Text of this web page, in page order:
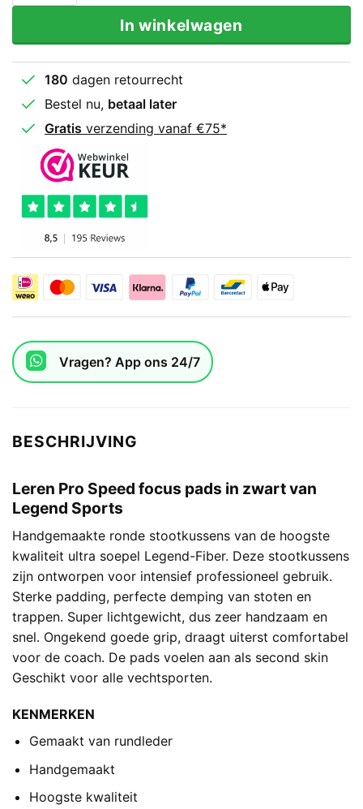
In winkelwagen
180 dagen retourrecht
Bestel nu, betaal later
Gratis verzending vanaf €75*
Vragen? App ons 24/7
BESCHRIJVING
Leren Pro Speed focus pads in zwart van
Legend Sports
Handgemaakte ronde stootkussens van de hoogste
kwaliteit ultra soepel Legend-Fiber. Deze stootkussens
zijn ontworpen voor intensief professioneel gebruik.
Sterke padding, perfecte demping van stoten en
trappen. Super lichtgewicht, dus zeer handzaam en
snel. Ongekend goede grip, draagt uiterst comfortabel
voor de coach. De pads voelen aan als second skin
Geschikt voor alle vechtsporten.
KENMERKEN
Gemaakt van rundleder
Handgemaakt
Hoogste kwaliteit